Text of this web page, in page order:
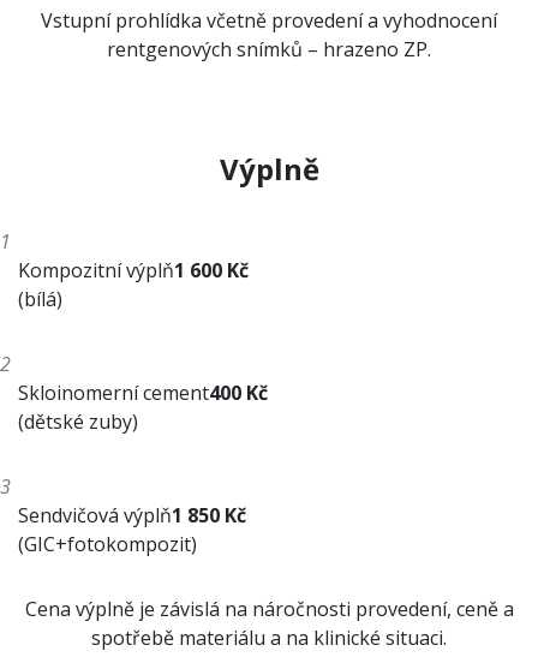
Vstupní prohlídka včetně provedení a vyhodnocení
rentgenových snímků – hrazeno ZP.
Výplně
1
Kompozitní výplň1 600 Kč
(bílá)
2
Skloinomerní cement400 Kč
(dětské zuby)
3
Sendvičová výplň1 850 Kč
(GIC+fotokompozit)
Cena výplně je závislá na náročnosti provedení, ceně a
spotřebě materiálu a na klinické situaci.